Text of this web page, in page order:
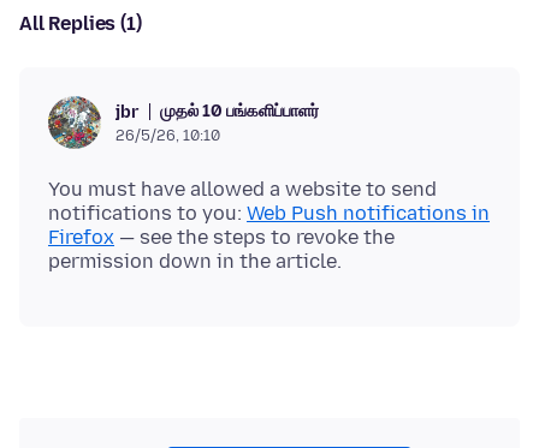
All Replies (1)
jbr முதல் 10 பங்களிப்பாளர்
26/5/26, 10:10
You must have allowed a website to send
notifications to you: Web Push notifications in
Firefox — see the steps to revoke the